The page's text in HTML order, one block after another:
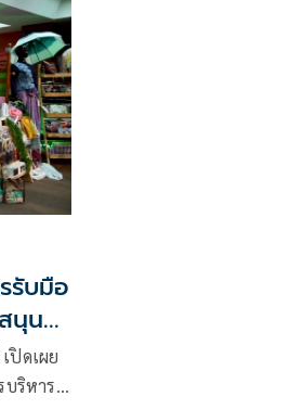
รับมือ
นุน
กรณ์
ง
ปิดเผย
บริหาร